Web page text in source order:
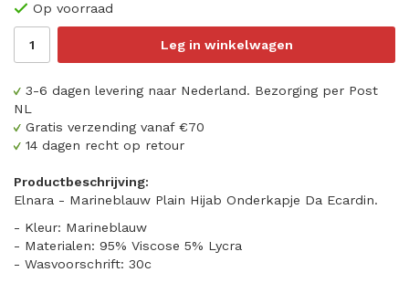
Op voorraad
Leg in winkelwagen
3-6 dagen levering naar Nederland. Bezorging per Post
NL
Gratis verzending vanaf €70
14 dagen recht op retour
Productbeschrijving:
Elnara - Marineblauw Plain Hijab Onderkapje Da Ecardin.
- Kleur: Marineblauw
- Materialen: 95% Viscose 5% Lycra
- Wasvoorschrift: 30c